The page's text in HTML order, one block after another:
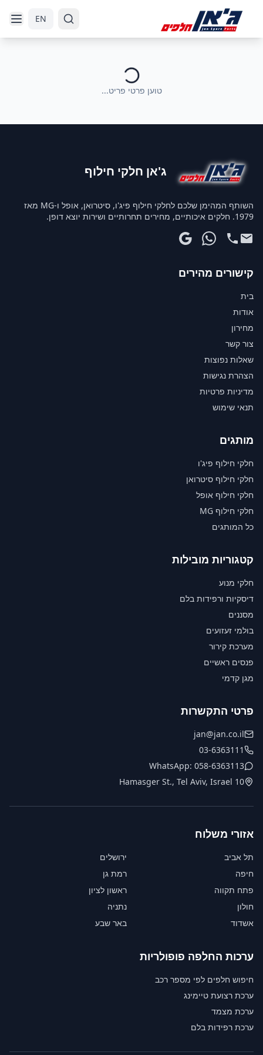
EN
טוען פרטי פריט...
ג'אן חלקי חילוף
השותף המהימן שלכם לחלקי חילוף פיג'ו, סיטרואן, אופל ו-MG מאז
1979. חלקים איכותיים, מחירים תחרותיים ושירות יוצא דופן.
קישורים מהירים
בית
אודות
מחירון
צור קשר
שאלות נפוצות
הצהרת נגישות
מדיניות פרטיות
תנאי שימוש
מותגים
חלקי חילוף פיג'ו
חלקי חילוף סיטרואן
חלקי חילוף אופל
חלקי חילוף MG
כל המותגים
קטגוריות מובילות
חלקי מנוע
דיסקיות ורפידות בלם
מסננים
בולמי זעזועים
מערכת קירור
פנסים ראשיים
מגן קדמי
פרטי התקשרות
jan@jan.co.il
03-6363111
WhatsApp: 058-6363113
10 Hamasger St., Tel Aviv, Israel
אזורי משלוח
תל אביב
ירושלים
חיפה
רמת גן
פתח תקווה
ראשון לציון
חולון
נתניה
אשדוד
באר שבע
ערכות החלפה פופולריות
חיפוש חלפים לפי מספר רכב
ערכת רצועת טיימינג
ערכת מצמד
ערכת רפידות בלם